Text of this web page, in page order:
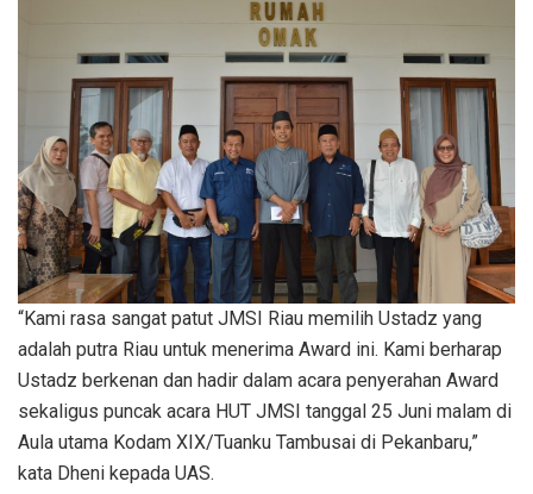
“Kami rasa sangat patut JMSI Riau memilih Ustadz yang
adalah putra Riau untuk menerima Award ini. Kami berharap
Ustadz berkenan dan hadir dalam acara penyerahan Award
sekaligus puncak acara HUT JMSI tanggal 25 Juni malam di
Aula utama Kodam XIX/Tuanku Tambusai di Pekanbaru,”
kata Dheni kepada UAS.